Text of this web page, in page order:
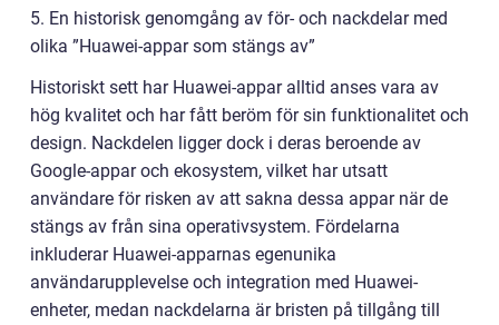
5. En historisk genomgång av för- och nackdelar med
olika ”Huawei-appar som stängs av”
Historiskt sett har Huawei-appar alltid anses vara av
hög kvalitet och har fått beröm för sin funktionalitet och
design. Nackdelen ligger dock i deras beroende av
Google-appar och ekosystem, vilket har utsatt
användare för risken av att sakna dessa appar när de
stängs av från sina operativsystem. Fördelarna
inkluderar Huawei-apparnas egenunika
användarupplevelse och integration med Huawei-
enheter, medan nackdelarna är bristen på tillgång till